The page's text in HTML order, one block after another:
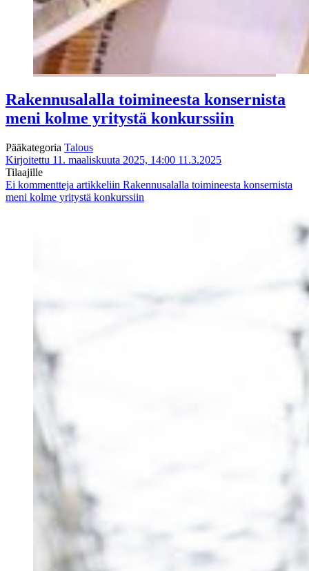
Rakennusalalla toimineesta konsernista
meni kolme yritystä konkurssiin
Pääkategoria Talous
Kirjoitettu 11. maaliskuuta 2025, 14:00 11.3.2025
Tilaajille
Ei kommentteja artikkeliin Rakennusalalla toimineesta konsernista
meni kolme yritystä konkurssiin